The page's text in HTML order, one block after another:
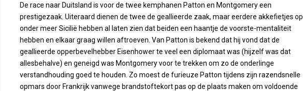
De race naar Duitsland is voor de twee kemphanen Patton en Montgomery een
prestigezaak. Uiteraard dienen de twee de geallieerde zaak, maar eerdere akkefietjes op
onder meer Sicilië hebben al laten zien dat beiden een haantje de voorste-mentaliteit
hebben en elkaar graag willen aftroeven. Van Patton is bekend dat hij vond dat de
geallieerde opperbevelhebber Eisenhower te veel een diplomaat was (hijzelf was dat
allesbehalve) en geneigd was Montgomery voor te trekken om zo de onderlinge
verstandhouding goed te houden. Zo moest de furieuze Patton tijdens zijn razendsnelle
opmars door Frankrijk vanwege brandstoftekort pas op de plaats maken om voldoende